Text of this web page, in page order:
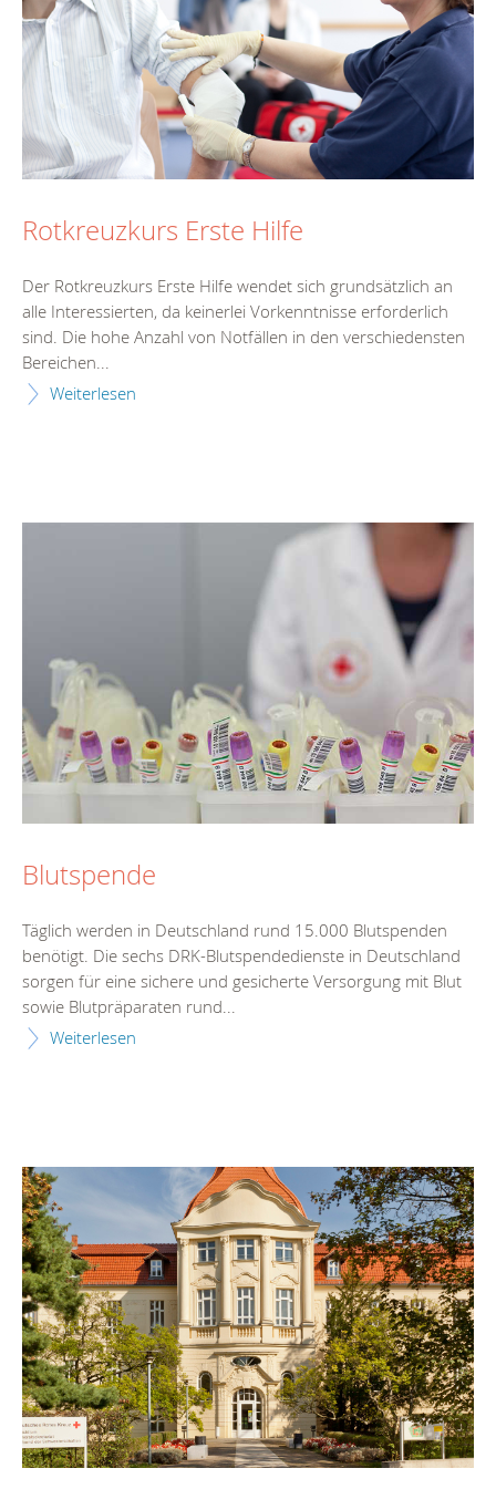
Rotkreuzkurs Erste Hilfe
Der Rotkreuzkurs Erste Hilfe wendet sich grundsätzlich an
alle Interessierten, da keinerlei Vorkenntnisse erforderlich
sind. Die hohe Anzahl von Notfällen in den verschiedensten
Bereichen...
Weiterlesen
Blutspende
Täglich werden in Deutschland rund 15.000 Blutspenden
benötigt. Die sechs DRK-Blutspendedienste in Deutschland
sorgen für eine sichere und gesicherte Versorgung mit Blut
sowie Blutpräparaten rund...
Weiterlesen